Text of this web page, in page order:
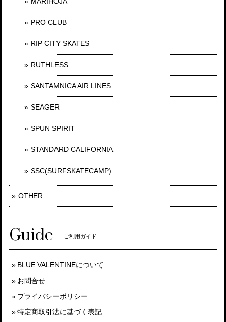
PRO CLUB
RIP CITY SKATES
RUTHLESS
SANTAMNICA AIR LINES
SEAGER
SPUN SPIRIT
STANDARD CALIFORNIA
SSC(SURFSKATECAMP)
OTHER
Guide ご利用ガイド
BLUE VALENTINEについて
お問合せ
プライバシーポリシー
特定商取引法に基づく表記